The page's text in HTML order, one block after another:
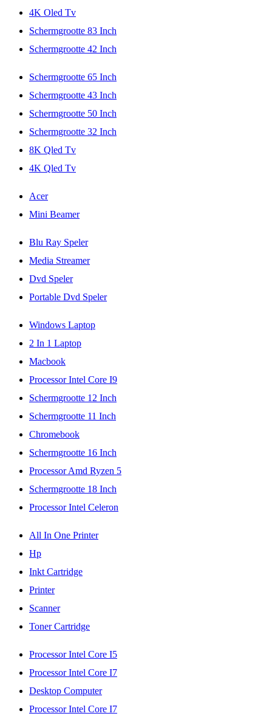
4K Oled Tv
Schermgrootte 83 Inch
Schermgrootte 42 Inch
Schermgrootte 65 Inch
Schermgrootte 43 Inch
Schermgrootte 50 Inch
Schermgrootte 32 Inch
8K Qled Tv
4K Qled Tv
Acer
Mini Beamer
Blu Ray Speler
Media Streamer
Dvd Speler
Portable Dvd Speler
Windows Laptop
2 In 1 Laptop
Macbook
Processor Intel Core I9
Schermgrootte 12 Inch
Schermgrootte 11 Inch
Chromebook
Schermgrootte 16 Inch
Processor Amd Ryzen 5
Schermgrootte 18 Inch
Processor Intel Celeron
All In One Printer
Hp
Inkt Cartridge
Printer
Scanner
Toner Cartridge
Processor Intel Core I5
Processor Intel Core I7
Desktop Computer
Processor Intel Core I7